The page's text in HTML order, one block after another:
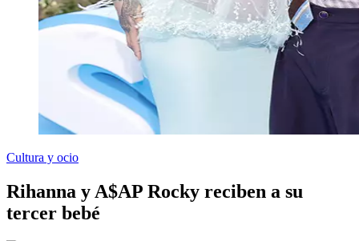
Cultura y ocio
Rihanna y A$AP Rocky reciben a su
tercer bebé